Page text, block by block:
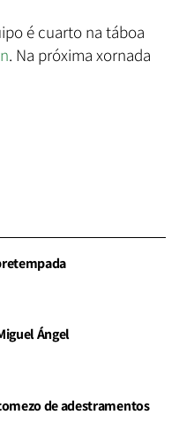
é cuarto na táboa
. Na próxima xornada
Ángel
de adestramentos